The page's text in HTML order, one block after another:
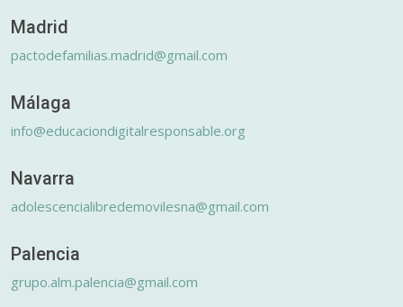
Madrid
pactodefamilias.madrid@gmail.com
Málaga
info@educaciondigitalresponsable.org
Navarra
adolescencialibredemovilesna@gmail.com
Palencia
grupo.alm.palencia@gmail.com